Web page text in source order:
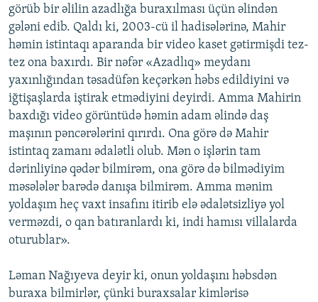
görüb bir əlilin azadlığa buraxılması üçün əlindən
gələni edib. Qaldı ki, 2003-cü il hadisələrinə, Mahir
həmin istintaqı aparanda bir video kaset gətirmişdi tez-
tez ona baxırdı. Bir nəfər «Azadlıq» meydanı
yaxınlığından təsadüfən keçərkən həbs edildiyini və
iğtişaşlarda iştirak etmədiyini deyirdi. Amma Mahirin
baxdığı video görüntüdə həmin adam əlində daş
maşının pəncərələrini qırırdı. Ona görə də Mahir
istintaq zamanı ədalətli olub. Mən o işlərin tam
dərinliyinə qədər bilmirəm, ona görə də bilmədiyim
məsələlər barədə danışa bilmirəm. Amma mənim
yoldaşım heç vaxt insafını itirib elə ədalətsizliyə yol
verməzdi, o qan batıranlardı ki, indi hamısı villalarda
oturublar».
Ləman Nağıyeva deyir ki, onun yoldaşını həbsdən
buraxa bilmirlər, çünki buraxsalar kimlərisə